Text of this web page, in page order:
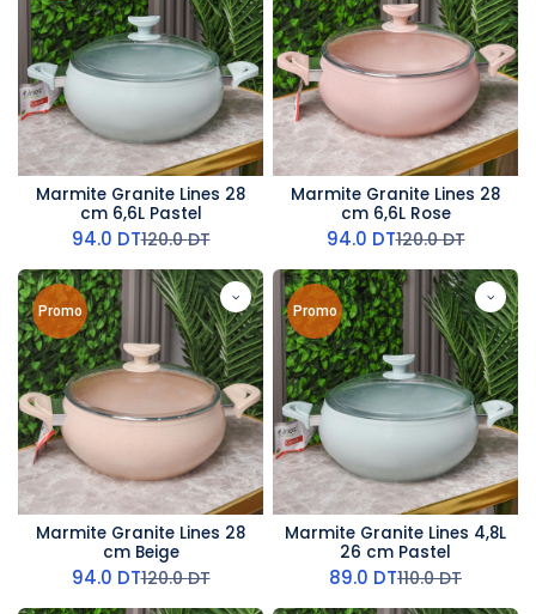
Marmite Granite Lines 28
cm 6,6L Pastel
94.0 DT120.0DT
Marmite Granite Lines 28
cm 6,6L Rose
94.0 DT120.0DT
Promo
Marmite Granite Lines 28
cm Beige
94.0 DT120.0DT
Promo
Marmite Granite Lines 4,8L
26 cm Pastel
89.0 DT110.0DT